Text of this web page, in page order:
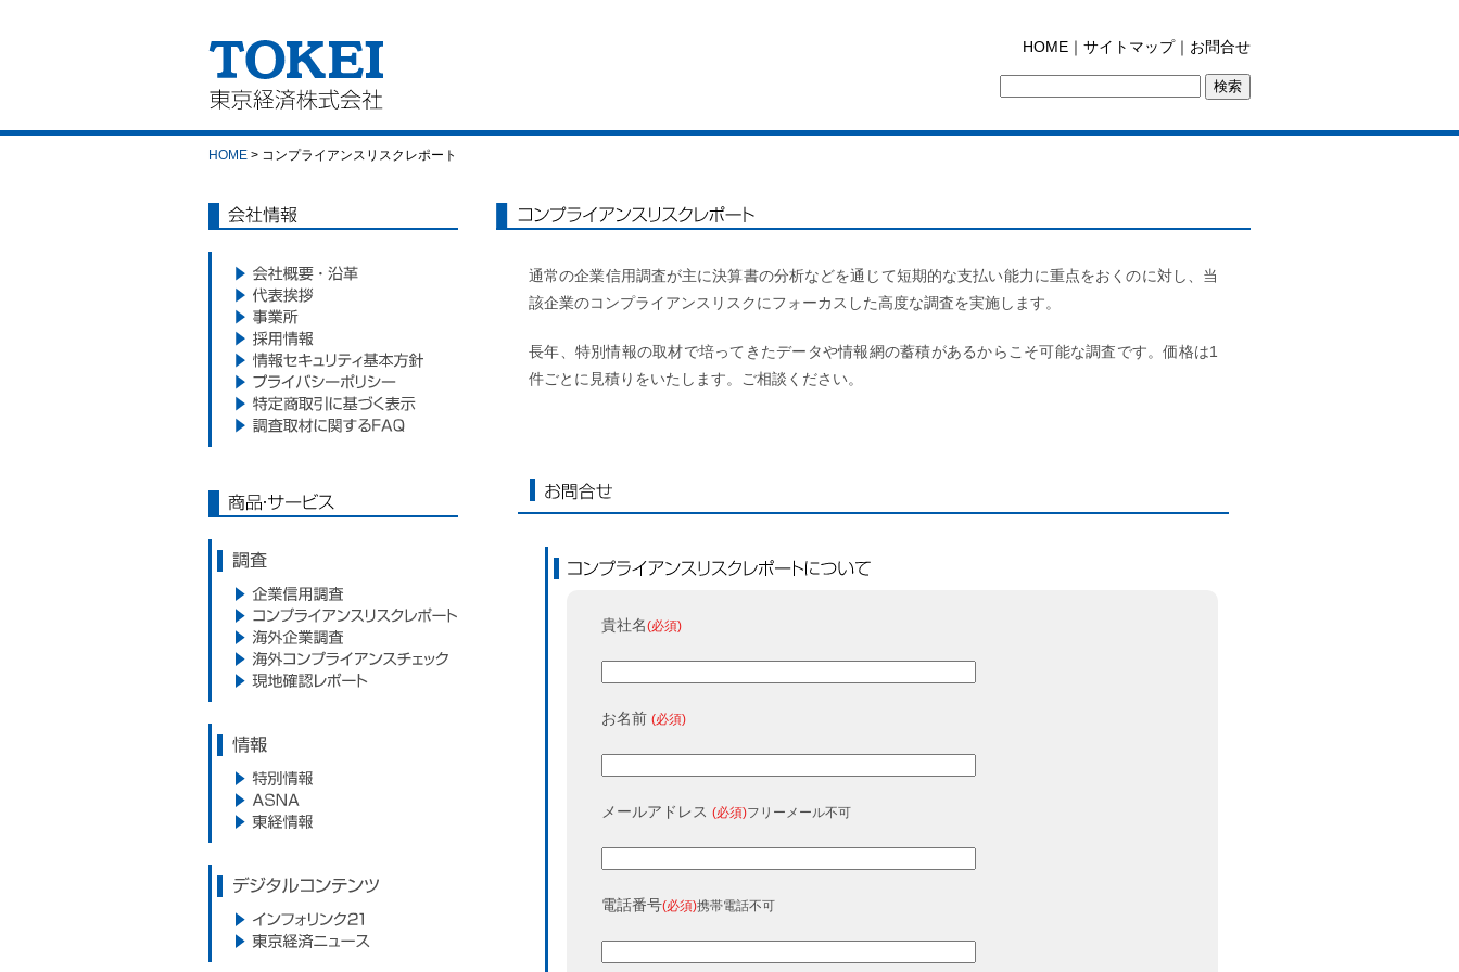
東京経済株式会社｜
TOKEI
HOME ｜ サイトマップ｜ お問合せ
HOME > コンプライアンスリスクレポート
会社概要・沿革
代表挨拶
事業所
採用情報
情報セキュリティ基本方針
プライバシーポリシー
特定商取引に基づく表示
調査取材に関するFAQ
企業信用調査
コンプライアンスリスクレポー
海外企業調査
海外コンプライアンスサービス
現地確認レポート
特別情報
ASNA
東経情報
インフォリンク21
東京経済ニュース
通常の企業信用調査が主に決算書の分析などを通じて短期的な支払い能力に重点をおくのに対し、当
該企業のコンプライアンスリスクにフォーカスした高度な調査を実施します。
長年、特別情報の取材で培ってきたデータや情報網の蓄積があるからこそ可能な調査です。価格は1
件ごとに見積りをいたします。ご相談ください。
貴社名(必須)
お名前 (必須)
メールアドレス (必須)フリーメール不可
電話番号(必須)携帯電話不可